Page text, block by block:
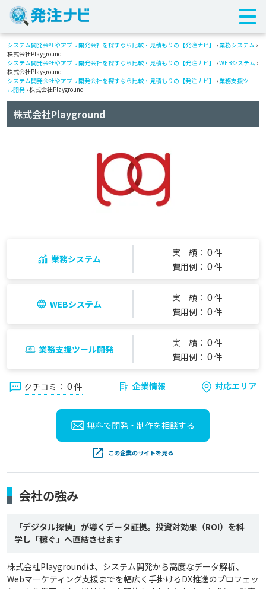
システム開発会社やアプリ開発会社を探すなら比較・見積もりの【発注ナビ】 › 業務システム ›
株式会社Playground
システム開発会社やアプリ開発会社を探すなら比較・見積もりの【発注ナビ】
›WEBシステム ›
株式会社Playground
システム開発会社やアプリ開発会社を探すなら比較・見積もりの【発注ナビ】
› 業務支援ツー
ル開発 › 株式会社Playground
株式会社Playground
業務システム
実 績： 0 件
費用例： 0 件
WEBシステム
実 績： 0 件
費用例： 0 件
業務支援ツール開発
実 績： 0 件
費用例： 0 件
クチコミ： 0 件 企業情報 対応エリア
無料で開発・制作を相談する
この企業のサイトを見る
会社の強み
「デジタル探偵」が導くデータ証拠。投資対効果（ROI）を科
学し「稼ぐ」へ直結させます
株式会社Playgroundは、システム開発から高度なデータ解析、
Webマーケティング支援までを幅広く手掛けるDX推進のプロフェッ